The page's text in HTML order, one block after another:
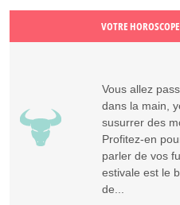
VOTRE
Vous allez
dans la main,
susurrer des
Profitez-en
parler de vos
estivale est le
de...